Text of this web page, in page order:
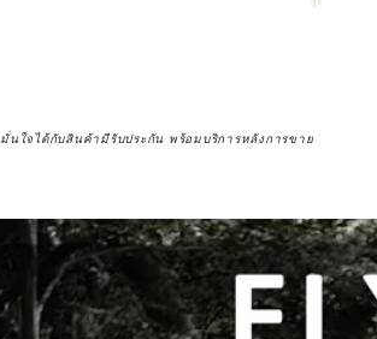
มั่นใจได้กับสินค้ามีรับประกัน พร้อมบริการหลังการขาย